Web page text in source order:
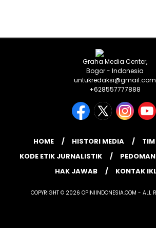
Graha Media Center,
Bogor - Indonesia
untukredaksi@gmail.com
+628557777888
HOME HISTORI MEDIA
KODE ETIK JURNALISTIK
HAK JAWAB
KONTAK
COPYRIGHT © 2026 OPINIINDONESIA.COM - ALL